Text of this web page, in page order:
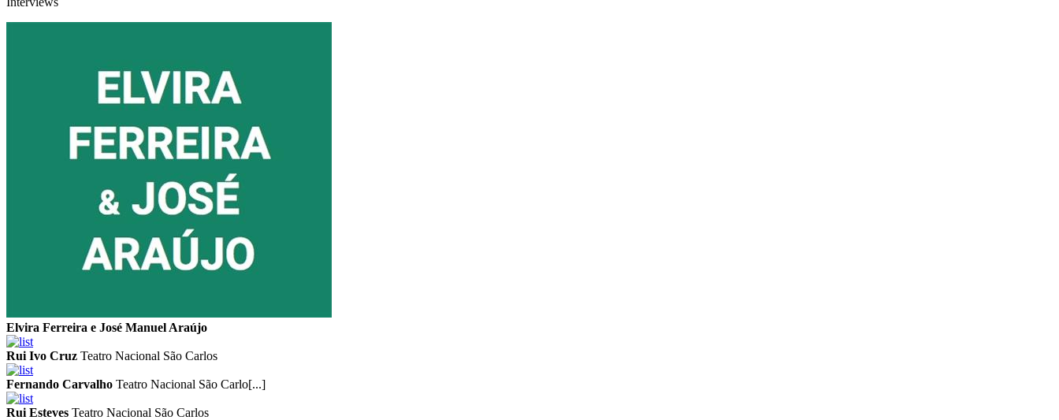
Elvira Ferreira e José Manuel Araújo
Rui Ivo Cruz Teatro Nacional São Carlos
Fernando Carvalho Teatro Nacional São Carlo[...]
Rui Esteves Teatro Nacional São Carlos